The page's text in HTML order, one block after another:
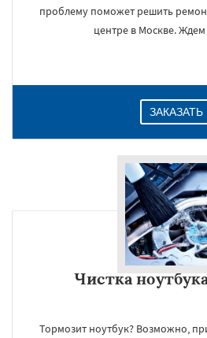
проблему поможет решить
центре в Москве. Ждем
ЗАКАЗАТЬ
Чистка
Тормозит ноутбук? Возможно,